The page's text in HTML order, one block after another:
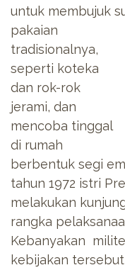
untuk membujuk
pakaian
tradisionalnya,
seperti koteka
dan rok-rok
jerami, dan
mencoba tinggal
di rumah
berbentuk segi
tahun 1972 istri
melakukan
rangka
Kebanyakan
kebijakan